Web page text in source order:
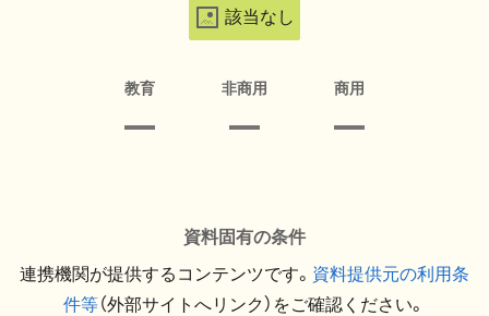
該当なし
教育 非商用 商用
資料固有の条件
連携機関が提供するコンテンツです。 資料提供元の利用条
件等（外部サイトへリンク）をご確認ください。